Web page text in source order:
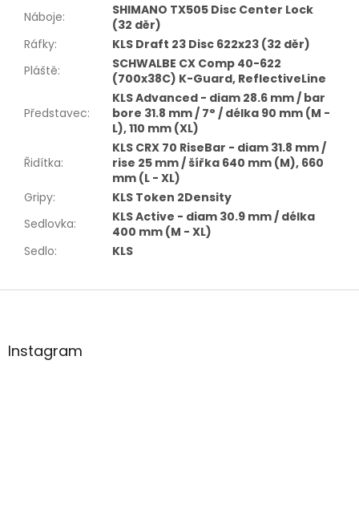
Náboje:
SHIMANO TX505 Disc Center Lock
(32 děr)
Ráfky:
KLS Draft 23 Disc 622x23 (32 děr)
Pláště:
SCHWALBE CX Comp 40-622
(700x38C) K-Guard, ReflectiveLine
Představec:
KLS Advanced - diam 28.6 mm / bar
bore 31.8 mm / 7° / délka 90 mm (M -
L), 110 mm (XL)
Řidítka:
KLS CRX 70 RiseBar - diam 31.8 mm /
rise 25 mm / šířka 640 mm (M), 660
mm (L - XL)
Gripy:
KLS Token 2Density
Sedlovka:
KLS Active - diam 30.9 mm / délka
400 mm (M - XL)
Sedlo: KLS
Z
aInstagram